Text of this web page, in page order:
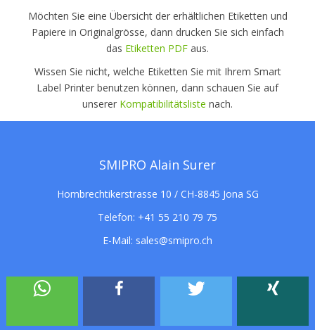
Möchten Sie eine Übersicht der erhältlichen Etiketten und
Papiere in Originalgrösse, dann drucken Sie sich einfach
das Etiketten PDF aus.
Wissen Sie nicht, welche Etiketten Sie mit Ihrem Smart
Label Printer benutzen können, dann schauen Sie auf
unserer Kompatibilitätsliste nach.
SMIPRO Alain Surer
Hombrechtikerstrasse 10 / CH-8845 Jona SG
Telefon: +41 55 210 79 75
E-Mail: sales@smipro.ch